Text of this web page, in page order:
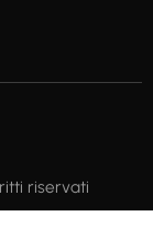
riservati